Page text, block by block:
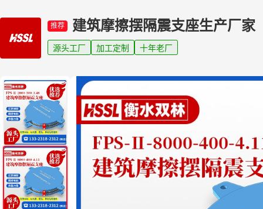
推荐 建筑摩擦摆隔震支座生产厂家
源头工厂 加工定制 十年老厂